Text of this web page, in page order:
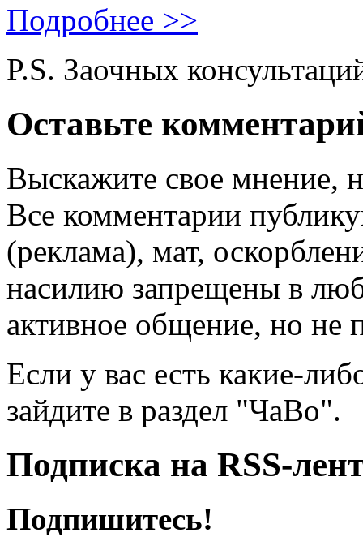
Подробнее >>
P.S. Заочных
Оставьте
Выскажите свое мнение,
Все комментарии
(реклама), мат,
насилию запрещены в
активное общение, но не
Если у вас есть какие-
зайдите в раздел "ЧаВо".
Подписка на RSS-
Подпишитесь!